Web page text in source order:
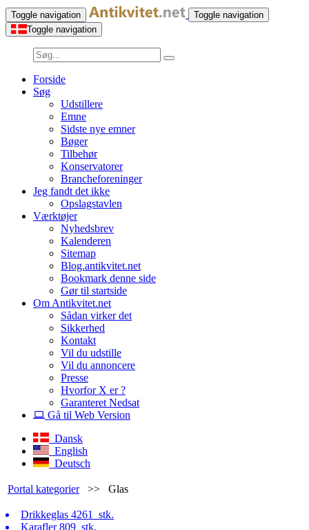
Toggle navigation
Toggle navigation
Toggle navigation
Forside
Søg
Udstillere
Emne
Sidste nye emner
Bøger
Tilbehør
Konservatorer
Brancheforeninger
Jeg fandt det ikke
Opslagstavlen
Værktøjer
Nyhedsbrev
Kalenderen
Sitemap
Blog.antikvitet.net
Bookmark denne side
Gør til startside
Om Antikvitet.net
Sådan virker det
Sikkerhed
Kontakt
Vil du udstille
Vil du annoncere
Presse
Hvorfor X er ?
Garanteret Nedsat
Gå til Web Version
Dansk
English
Deutsch
Portal kategorier >> Glas
Drikkeglas 4261 stk.
Karafler809 stk.